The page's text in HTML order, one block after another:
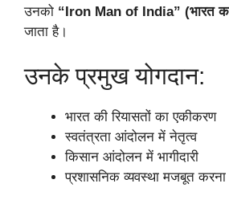
उनको “Iron Man of India” (भारत
जाता है।
उनके प्रमुख योगदान:
भारत की रियासतों का एकीकरण
स्वतंत्रता आंदोलन में नेतृत्व
किसान आंदोलन में भागीदारी
प्रशासनिक व्यवस्था मजबूत करना